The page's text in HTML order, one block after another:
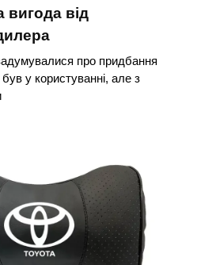
вигода від
про придбання
у користуванні, але з